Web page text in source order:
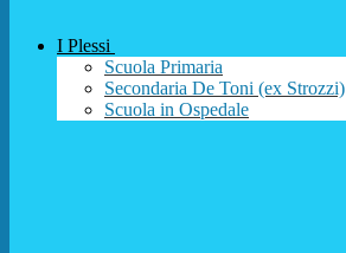
I Plessi
Scuola Primaria
Secondaria De Toni (ex Strozzi)
Scuola in Ospedale